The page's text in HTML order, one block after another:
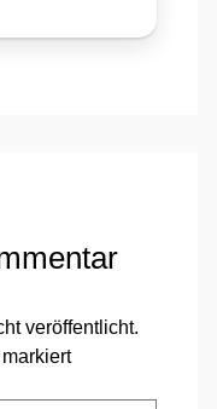
veröffentlicht.
markiert